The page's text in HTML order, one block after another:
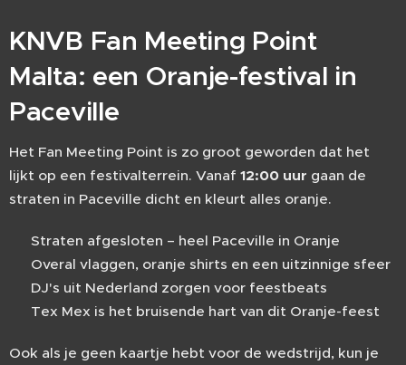
KNVB Fan Meeting Point
Malta: een Oranje-festival in
Paceville 🇳🇱
Het Fan Meeting Point is zo groot geworden dat het
lijkt op een festivalterrein. Vanaf 12:00 uur gaan de
straten in Paceville dicht en kleurt alles oranje.
🚧 Straten afgesloten – heel Paceville in Oranje
✨ Overal vlaggen, oranje shirts en een uitzinnige sfeer
🎧 DJ's uit Nederland zorgen voor feestbeats
🍻 Tex Mex is het bruisende hart van dit Oranje-feest
Ook als je geen kaartje hebt voor de wedstrijd, kun je